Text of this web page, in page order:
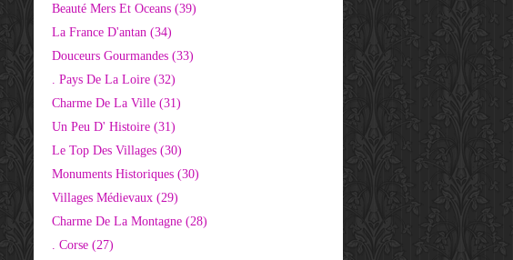
Beauté Mers Et Oceans (39)
La France D'antan (34)
Douceurs Gourmandes (33)
. Pays De La Loire (32)
Charme De La Ville (31)
Un Peu D' Histoire (31)
Le Top Des Villages (30)
Monuments Historiques (30)
Villages Médievaux (29)
Charme De La Montagne (28)
. Corse (27)